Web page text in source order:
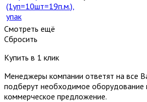
(1уп=10шт=19п.м.),
упак
Смотреть ещё
Сбросить
Купить в 1 клик
Менеджеры компании ответят на все
подберут необходимое оборудование
коммерческое предложение.